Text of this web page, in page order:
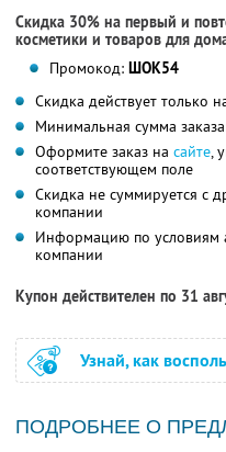
Скидка 30% на первый и
косметики и товаров для
Промокод: ШОК54
Скидка действует только
Минимальная сумма
Оформите заказ на сайте,
соответствующем поле
Скидка не суммируется с
компании
Информацию по условиям
компании
Купон действителен по 31
Узнай, как
ПОДРОБНЕЕ О